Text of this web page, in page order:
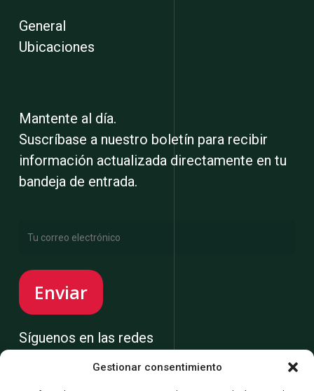
Gestionar consentimiento
General
Ubicaciones
Mantente al día.
Suscríbase a nuestro boletín para recibir
información actualizada directamente en tu
bandeja de entrada.
Síguenos en las redes